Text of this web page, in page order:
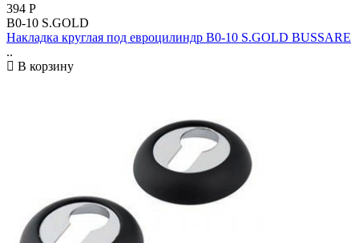
394 Р
B0-10 S.GOLD
Накладка круглая под евроцилиндр B0-10 S.GOLD BUSSARE
..
В корзину